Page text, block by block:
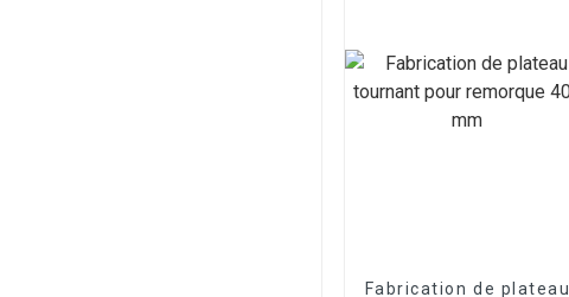
Fabrication de plateau